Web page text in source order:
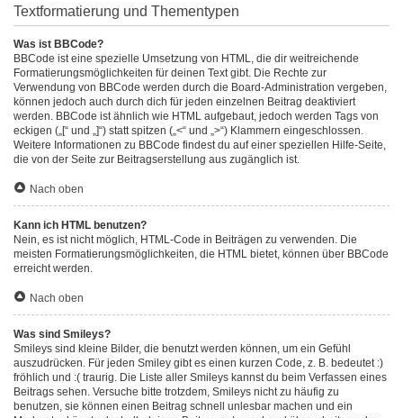
Textformatierung und Thementypen
Was ist BBCode?
BBCode ist eine spezielle Umsetzung von HTML, die dir weitreichende
Formatierungsmöglichkeiten für deinen Text gibt. Die Rechte zur
Verwendung von BBCode werden durch die Board-Administration vergeben,
können jedoch auch durch dich für jeden einzelnen Beitrag deaktiviert
werden. BBCode ist ähnlich wie HTML aufgebaut, jedoch werden Tags von
eckigen („[“ und „]“) statt spitzen („<“ und „>“) Klammern eingeschlossen.
Weitere Informationen zu BBCode findest du auf einer speziellen Hilfe-Seite,
die von der Seite zur Beitragserstellung aus zugänglich ist.
Nach oben
Kann ich HTML benutzen?
Nein, es ist nicht möglich, HTML-Code in Beiträgen zu verwenden. Die
meisten Formatierungsmöglichkeiten, die HTML bietet, können über BBCode
erreicht werden.
Nach oben
Was sind Smileys?
Smileys sind kleine Bilder, die benutzt werden können, um ein Gefühl
auszudrücken. Für jeden Smiley gibt es einen kurzen Code, z. B. bedeutet :)
fröhlich und :( traurig. Die Liste aller Smileys kannst du beim Verfassen eines
Beitrags sehen. Versuche bitte trotzdem, Smileys nicht zu häufig zu
benutzen, sie können einen Beitrag schnell unlesbar machen und ein